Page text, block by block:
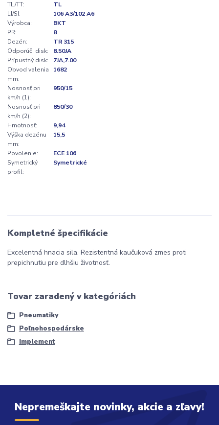
TL/TT:
TL
LI/SI:
106 A3/102 A6
Výrobca:
BKT
PR:
8
Dezén:
TR 315
Odporúč. disk:
8.50JA
Prípustný disk:
7JA,7.00
Obvod valenia
mm:
1682
Nosnosť pri
km/h (1):
950/15
Nosnosť pri
km/h (2):
850/30
Hmotnosť:
9,94
Výška dezénu
mm:
15,5
Povolenie:
ECE 106
Symetrický
profil:
Symetrické
Kompletné špecifikácie
Excelentná hnacia sila. Rezistentná kaučuková zmes proti
prepichnutiu pre dlhšiu životnosť.
Tovar zaradený v kategóriách
Pneumatiky
Poľnohospodárske
Implement
Nepremeškajte novinky, akcie a zľavy!